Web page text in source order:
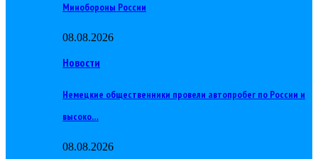
Минобороны России
08.08.2026
Новости
Немецкие общественники провели автопробег по России и
высоко…
08.08.2026